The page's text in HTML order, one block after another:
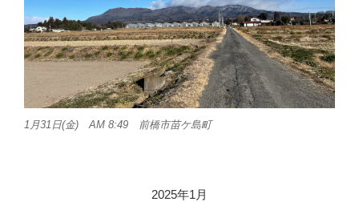
1月31日(金) AM 8:49 前橋市苗ケ島町
2025年1月